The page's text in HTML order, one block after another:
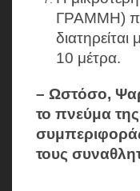
ΓΡΑΜΜΗ)
10 μέτρα.
– Ωστόσο,
το πνεύμα
τους